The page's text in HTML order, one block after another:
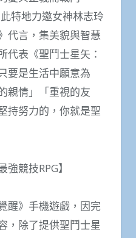
特地力邀女神林志玲
代言，集美貌與智慧
代表《聖鬥士星矢：
要是生活中願意為
親情」「重視的友
持努力的，你就是聖
強競技RPG】
醒》手機遊戲，因完
，除了提供聖鬥士星